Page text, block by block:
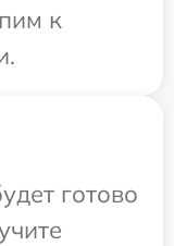
к
готово